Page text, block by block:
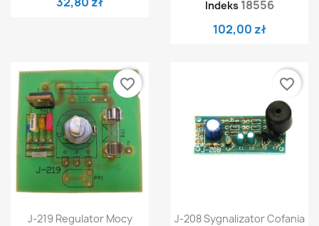
Indeks 18556
102,00 zł
J-219 Regulator Mocy
favorite_border
J-208 Sygnalizator Cofania
favorite_border